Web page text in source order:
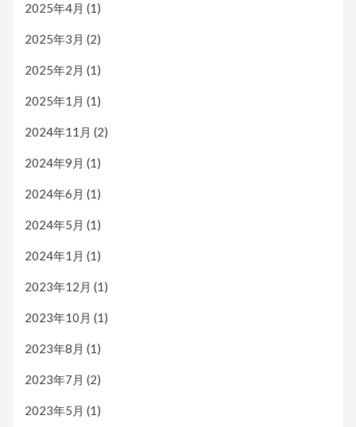
2025年4月 (1)
2025年3月 (2)
2025年2月 (1)
2025年1月 (1)
2024年11月 (2)
2024年9月 (1)
2024年6月 (1)
2024年5月 (1)
2024年1月 (1)
2023年12月 (1)
2023年10月 (1)
2023年8月 (1)
2023年7月 (2)
2023年5月 (1)